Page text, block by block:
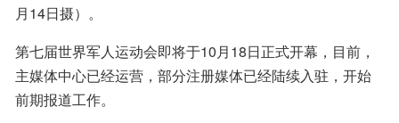
月14日摄）。
第七届世界军人运动会即将于10月18日正式开幕，目前，
主媒体中心已经运营，部分注册媒体已经陆续入驻，开始
前期报道工作。